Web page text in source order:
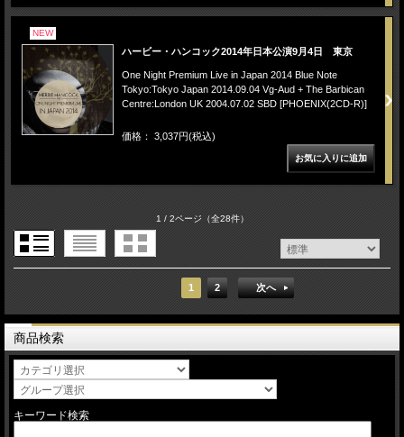
NEW
ハービー・ハンコック2014年日本公演9月4日 東京
One Night Premium Live in Japan 2014 Blue Note
Tokyo:Tokyo Japan 2014.09.04 Vg-Aud + The Barbican
Centre:London UK 2004.07.02 SBD [PHOENIX(2CD-R)]
価格： 3,037円(税込)
1 / 2ページ（全28件）
1 2 次へ
商品検索
キーワード検索